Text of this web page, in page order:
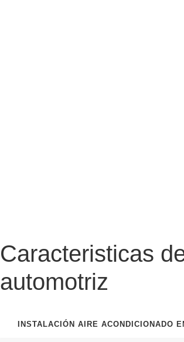
Caracteristicas
automotriz
INSTALACIÓN AIRE ACONDICIONADO